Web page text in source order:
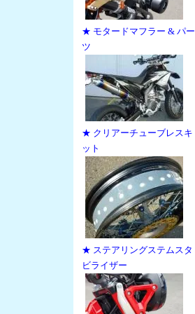
★ モタードマフラー & パー
ツ
★ クリアーチューブレスキ
ット
★ ステアリングステムスタ
ビライザー